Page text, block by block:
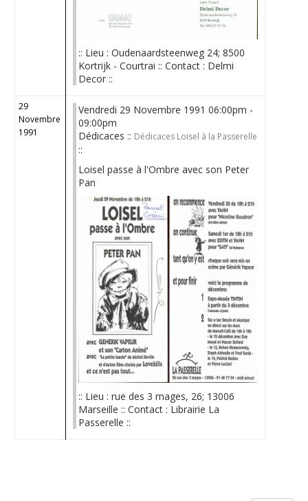
:: Lieu : Oudenaardsteenweg 24; 8500
Kortrijk - Courtrai :: Contact : Delmi
Decor ::
29
Novembre
1991
Vendredi 29 Novembre 1991 06:00pm -
09:00pm
Dédicaces :: Dédicaces Loisel à la Passerelle
::
Loisel passe à l'Ombre avec son Peter
Pan
:: Lieu : rue des 3 mages, 26; 13006
Marseille :: Contact : Librairie La
Passerelle ::